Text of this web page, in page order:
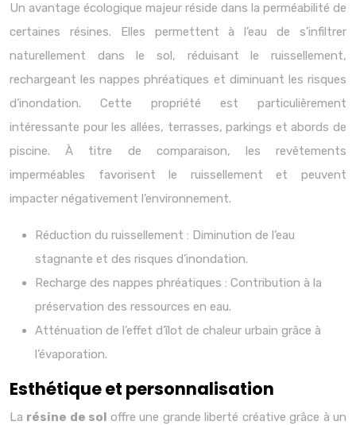
Un avantage écologique majeur réside dans la perméabilité de
certaines résines. Elles permettent à l’eau de s’infiltrer
naturellement dans le sol, réduisant le ruissellement,
rechargeant les nappes phréatiques et diminuant les risques
d’inondation. Cette propriété est particulièrement
intéressante pour les allées, terrasses, parkings et abords de
piscine. À titre de comparaison, les revêtements
imperméables favorisent le ruissellement et peuvent
impacter négativement l’environnement.
Réduction du ruissellement : Diminution de l’eau
stagnante et des risques d’inondation.
Recharge des nappes phréatiques : Contribution à la
préservation des ressources en eau.
Atténuation de l’effet d’îlot de chaleur urbain grâce à
l’évaporation.
Esthétique et personnalisation
La résine de sol offre une grande liberté créative grâce à un